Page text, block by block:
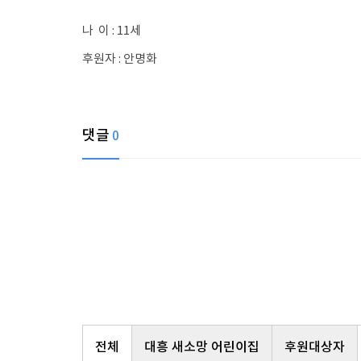
나 이 : 11세
후원자 : 안명화
댓글 0
전체 대흥 새소망 어린이집 후원대상자